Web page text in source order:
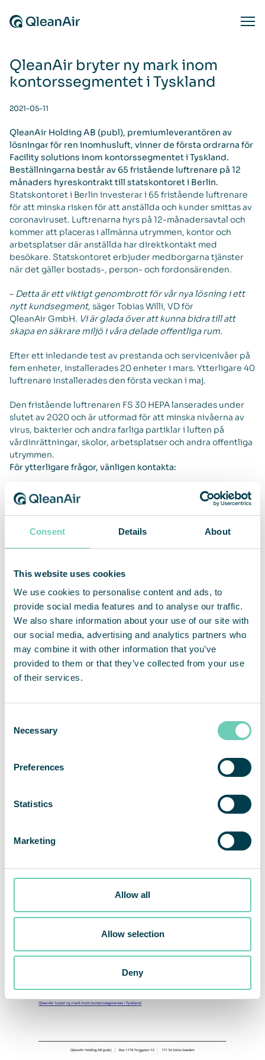
Consent Details About
This website uses cookies
We use cookies to personalise content and ads, to
provide social media features and to analyse our traffic.
We also share information about your use of our site with
our social media, advertising and analytics partners who
may combine it with other information that you’ve
provided to them or that they’ve collected from your use
of their services.
Selection
Necessary
Preferences
Statistics
Marketing
Allow all
Allow selection
Deny
QleanAir bryter ny mark inom
kontorssegmentet i Tyskland
2021-05-11
QleanAir Holding AB (publ), premiumleverantören av
lösningar för ren inomhusluft, vinner de första ordrarna för
Facility solutions inom kontorssegmentet i Tyskland.
Beställningarna består av 65 fristående luftrenare på 12
månaders hyreskontrakt till statskontoret i Berlin.
Statskontoret i Berlin investerar i 65 fristående luftrenare
för att minska risken för att anställda och kunder smittas av
coronaviruset. Luftrenarna hyrs på 12-månadersavtal och
kommer att placeras i allmänna utrymmen, kontor och
arbetsplatser där anställda har direktkontakt med
besökare. Statskontoret erbjuder medborgarna tjänster
när det gäller bostads-, person- och fordonsärenden.
– Detta är ett viktigt genombrott för vår nya lösning i ett
nytt kundsegment, säger Tobias Willi, VD för
QleanAir GmbH. Vi är glada över att kunna bidra till att
skapa en säkrare miljö i våra delade offentliga rum.
Efter ett inledande test av prestanda och servicenivåer på
fem enheter, installerades 20 enheter i mars. Ytterligare 40
luftrenare installerades den första veckan i maj.
Den fristående luftrenaren FS 30 HEPA lanserades under
slutet av 2020 och är utformad för att minska nivåerna av
virus, bakterier och andra farliga partiklar i luften på
vårdinrättningar, skolor, arbetsplatser och andra offentliga
utrymmen.
För ytterligare frågor, vänligen kontakta:
Christina Lindstedt, VD
E-postchristina.lindstedt@qleanair.com
Mobil +46 70 677 28 77
Om QleanAir
affärsmodell baseras på uthyrning av modulbaserade
lösningar med ett fullserviceerbjudande. QleanAirs
lösningar är utvecklade på filterteknologi som fångar,
filtrerar och recirkulerar inomhusluft. Bolaget har cirka 9
500 installerade enheter hos över 3 000 kunder inom
marknaderna för EMEA, APAC och Americas. För helåret
2020 hade QleanAir en nettoomsättning om 493 Mkr och
justerad rörelsemarginal uppgick till 19 procent. QleanAir
har sitt huvudkontor i Solna i Sverige och aktien handlas på
QAIR. FNCA Sweden är Certified Adviser 08-528 00 399.